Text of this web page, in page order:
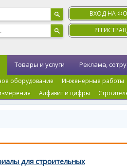
ВХОД НА
оборудование Инженерные работы
Алфавит и цифры
Товары и услуги Реклама,
для строительных